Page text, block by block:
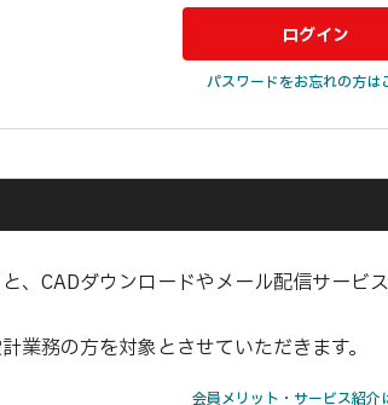
パスワードをお忘れの方は
、CADダウンロードやメール配信サー
業務の方を対象とさせていただきます。
会員メリット・サービス紹介